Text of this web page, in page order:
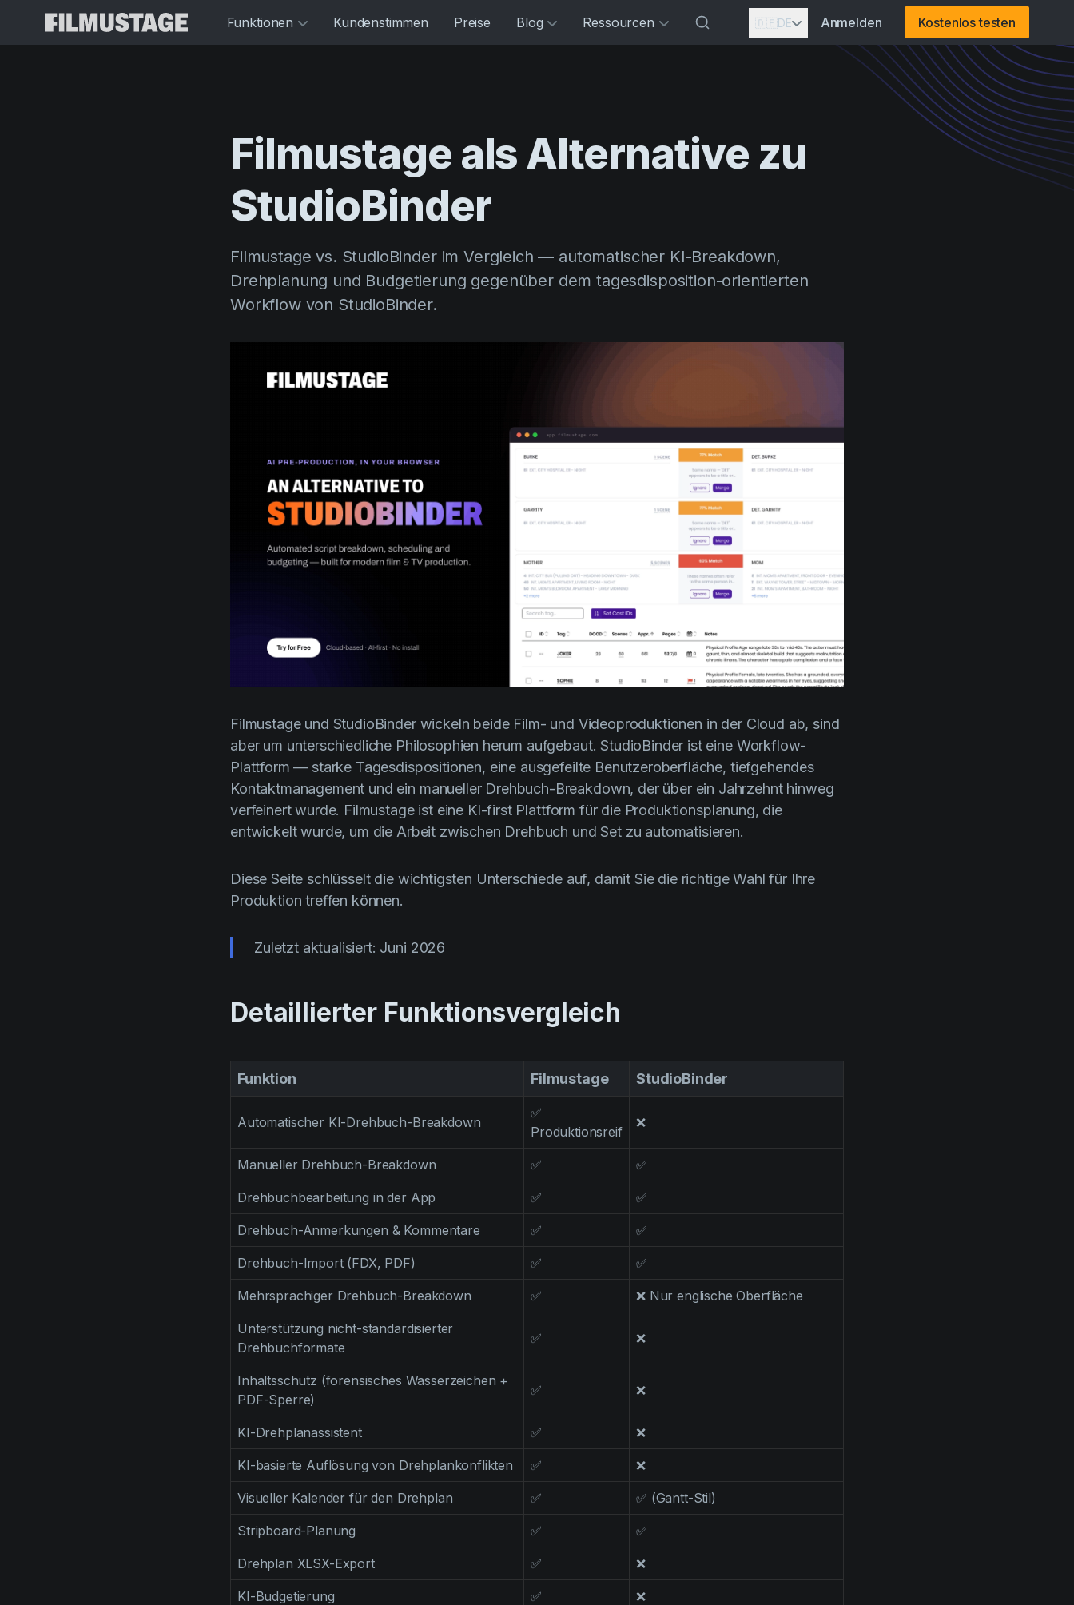
Funktionen Kundenstimmen Preise Blog Ressourcen 🇩🇪DE Anmelden Kostenlos testen
Filmustage alsAlternative zu
StudioBinder
Filmustage vs. StudioBinder im Vergleich — automatischer KI-Breakdown,
Drehplanung und Budgetierung gegenüber dem tagesdisposition-orientierten
Workflow von StudioBinder.
Filmustage und StudioBinder wickeln beide Film- und Videoproduktionen in der Cloud ab, sind
aber um unterschiedliche Philosophien herum aufgebaut. StudioBinder ist eine Workflow-
Plattform — starke Tagesdispositionen, eine ausgefeilte Benutzeroberfläche, tiefgehendes
Kontaktmanagement und ein manueller Drehbuch-Breakdown, der über ein Jahrzehnt hinweg
verfeinert wurde. Filmustage ist eine KI-first Plattform für die Produktionsplanung, die
entwickelt wurde, um die Arbeit zwischen Drehbuch und Set zu automatisieren.
Diese Seite schlüsselt die wichtigsten Unterschiede auf, damit Sie die richtige Wahl für Ihre
Produktion treffen können.
Zuletzt aktualisiert: Juni 2026
Detaillierter Funktionsvergleich
Funktion Filmustage StudioBinder
Automatischer KI-Drehbuch-Breakdown
✅
Produktionsreif
❌
Manueller Drehbuch-Breakdown ✅ ✅
Drehbuchbearbeitung in der App ✅ ✅
Drehbuch-Anmerkungen & Kommentare ✅ ✅
Drehbuch-Import (FDX, PDF) ✅ ✅
Mehrsprachiger Drehbuch-Breakdown ✅ ❌ Nur englische Oberfläche
Unterstützung nicht-standardisierter
Drehbuchformate
✅ ❌
Inhaltsschutz (forensisches Wasserzeichen +
PDF-Sperre)
✅ ❌
KI-Drehplanassistent ✅ ❌
KI-basierte Auflösung von Drehplankonflikten ✅ ❌
Visueller Kalender für den Drehplan ✅ ✅ (Gantt-Stil)
Stripboard-Planung ✅ ✅
Drehplan XLSX-Export ✅ ❌
KI-Budgetierung ✅ ❌